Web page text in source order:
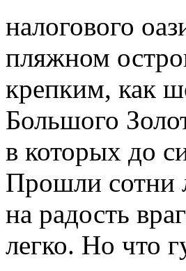
налогового
пляжном
крепким, как
Большого
в которых до
Прошли сотни
на радость
легко. Но что